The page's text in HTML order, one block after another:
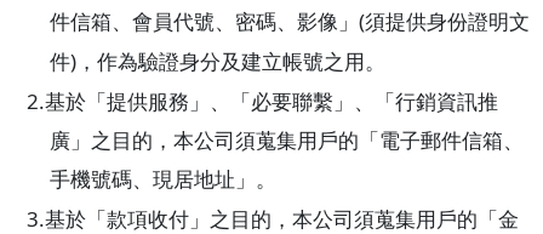
件信箱、會員代號、密碼、影像」 (須提供身份證明文
件)，作為驗證身分及建立帳號之用。
2.基於「提供服務」、「必要聯繫」、「行銷資訊推
廣」之目的，本公司須蒐集用戶的「電子郵件信箱、
手機號碼、現居地址」。
3.基於「款項收付」之目的，本公司須蒐集用戶的「金